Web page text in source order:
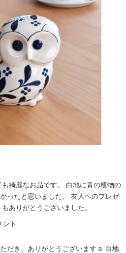
綺麗なお品です。 白地に青の植物の
ったと思いました。 友人へのプレゼ
ありがとうございました。
ント
だき、ありがとうございます☺️ 白地